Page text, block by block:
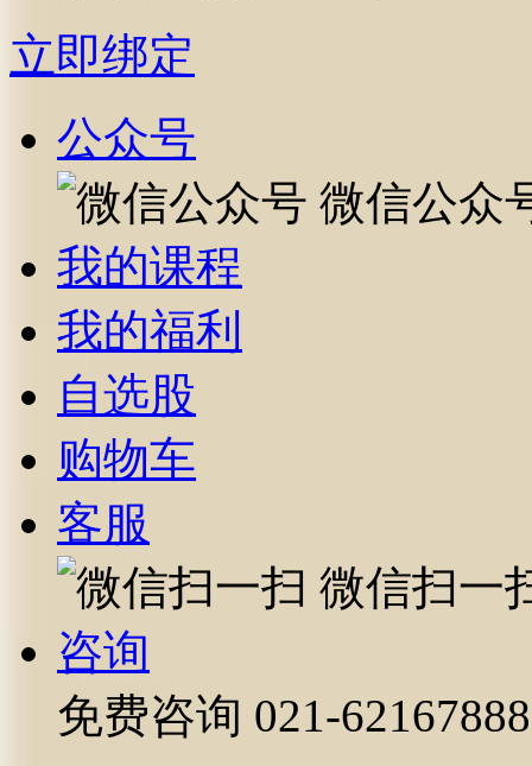
立即绑定
公众号
微信公众
我的课程
我的福利
自选股
购物车
客服
微信扫一
咨询
免费咨询 021-62167888